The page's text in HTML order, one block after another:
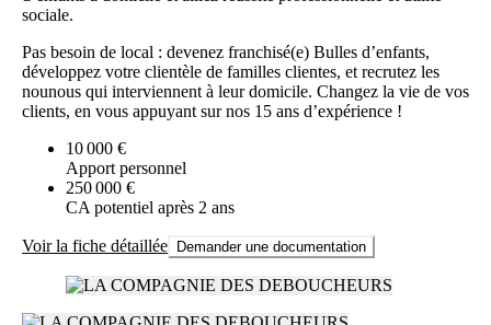
sociale.
Pas besoin de local : devenez franchisé(e) Bulles d’enfants,
développez votre clientèle de familles clientes, et recrutez les
nounous qui interviennent à leur domicile. Changez la vie de vos
clients, en vous appuyant sur nos 15 ans d’expérience !
10 000 €
Apport personnel
250 000 €
CA potentiel après 2 ans
Voir la fiche détaillée Demander une documentation